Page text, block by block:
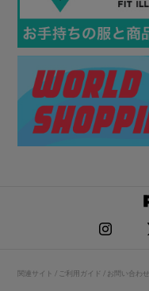
関連サイト / ご利用ガイド / お問い合わせ